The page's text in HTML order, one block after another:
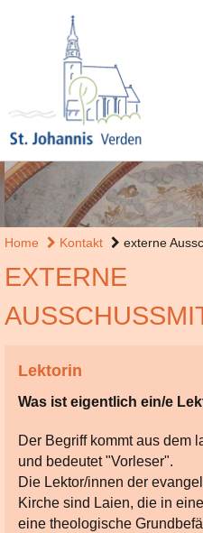
Home Kontakt externe
EXTERNE
Lektorin
Was ist eigentlich ein/e
Der Begriff kommt aus dem
und bedeutet "Vorleser".
Die Lektor/innen der
Kirche sind Laien, die in
eine theologische